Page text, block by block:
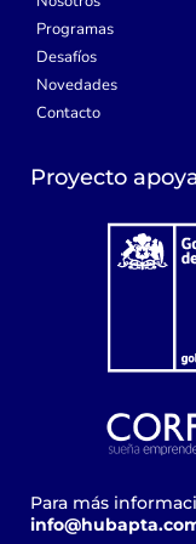
Programas
Desafíos
Novedades
Contacto
Proyecto
Para más